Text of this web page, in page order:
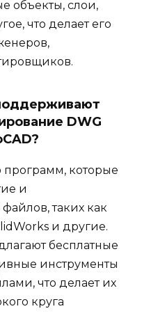
объекты, слои,
что делает его
DWG
программ, которые
и
таких как
и другие.
бесплатные
инструменты
что делает их
круга